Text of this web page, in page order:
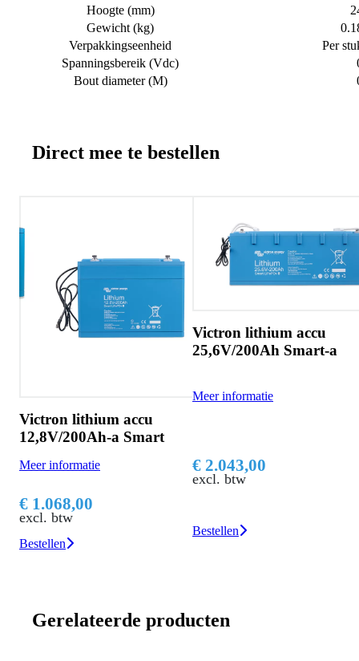
Hoogte (mm)
Gewicht (kg)
Verpakkingseenheid
Per
Spanningsbereik (Vdc)
Bout diameter (M)
Direct mee te bestellen
Victron lithium accu
12,8V/200Ah-a Smart
Meer informatie
€ 1.068,00
excl. btw
Bestellen
Victron lithium accu
25,6V/200Ah Smart-a
Meer informatie
€ 2.043,00
excl. btw
Bestellen
Gerelateerde producten